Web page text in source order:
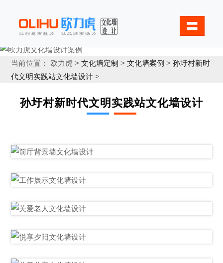
〓
当前位置： 欧力虎 >文化墙定制 >文化墙案例 >孙圩村新时
代文明实践站文化墙设计 >
孙圩村新时代文明实践站文化墙设计